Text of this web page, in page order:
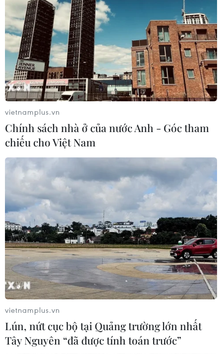
trường hợp biến chứng do phẫu
thuật thẩm mỹ
12/05/2026 08:42
Gợi ý một số phương pháp chăm sóc
da với rau diếp cá
11/05/2026 23:50
Nước dừa - “serum tự nhiên” giúp
làn da mịn màng, tươi sáng
06/05/2026 23:00
7 nguyên nhân khiến làn da dân công
sở lão hóa nhanh hơn bạn nghĩ
05/05/2026 06:00
Kiểm tra cơ sở sản xuất kem trộn "3
không" bán 500 đơn mỗi ngày
Chiến lược 3 bước giúp giảm hiệu
vietnamplus.vn
Chính sách nhà ở của nước Anh - Góc tham
chiếu cho Việt Nam
vietnamplus.vn
Lún, nứt cục bộ tại Quảng trường lớn nhất
Tây Nguyên “đã được tính toán trước”